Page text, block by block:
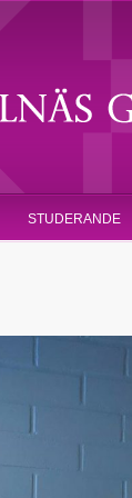
STUDERANDE